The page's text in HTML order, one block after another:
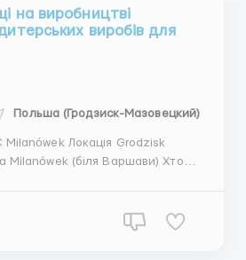
на виробництві
виробів для
Польша (Гродзиск-Мазовецкий)
із карамелі, нуги, шоколаду